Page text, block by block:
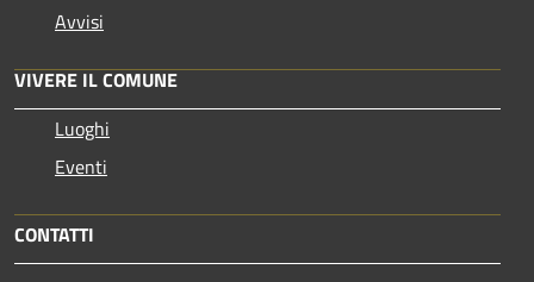
Avvisi
VIVERE IL COMUNE
Luoghi
Eventi
CONTATTI